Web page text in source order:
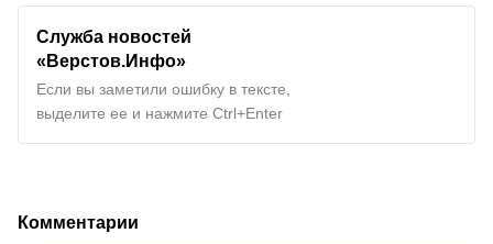
Служба новостей
«Верстов.Инфо»
Если вы заметили ошибку в тексте,
выделите ее и нажмите Ctrl+Enter
Комментарии